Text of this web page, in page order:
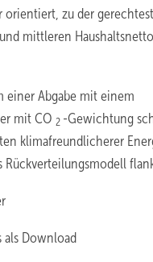
zu der
mittleren
einer Abgabe mit einem
mit CO 2 -Gewichtung
klimafreundlicherer
Download